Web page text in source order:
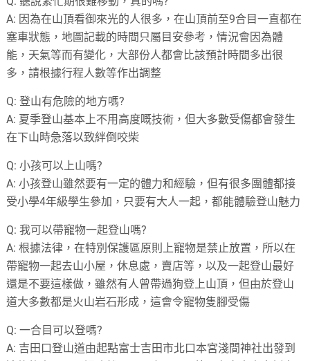
A: 因為在山頂看御來光的人很多，在山頂前至9合目一直都在
塞車狀態，地圖記載的時間只屬目安參考，情況會因為體
能，天氣等而有變化，大部份人都會比該預計時間多出很
多，請根據行程人數等作出調整
Q:登山有危險的地方嗎?
A: 夏季登山基本上不用高度嘅技術，但大多數受傷都會發生
在下山時急落以致絆倒咬柴
Q:小孩可以上山嗎?
A:小孩登山雖然要有一定的體力和經驗，但有很多團體都接
受小學4年級學生參加，只要有大人一起，都能體驗登山魅力
Q:我可以帶寵物一起登山嗎?
A:根據法律，在特別保護區原則上寵物是禁止放置，所以在
帶寵物一起去山小屋，休息處，賣店等，以及一起登山最好
還是不要這樣做，雖然有人曾帶過狗登上山頂，但由於登山
道大多數都是火山岩石形成，這會令寵物隻腳受傷
Q:一合目可以登嗎?
A: 吉田口登山道由起點富士吉田市北口本宮淺間神社出發到